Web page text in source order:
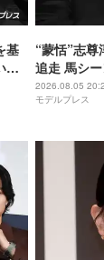
基
の
“蒙恬”志尊
追走 馬シ
【キングダ
2026.08.05
モデルプレス